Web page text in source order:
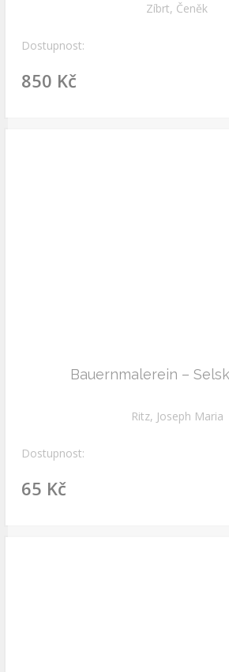
Zíbrt, Čeněk
Dostupnost:
850 Kč
Bauernmalerein –
Ritz, Joseph Maria
Dostupnost:
65 Kč